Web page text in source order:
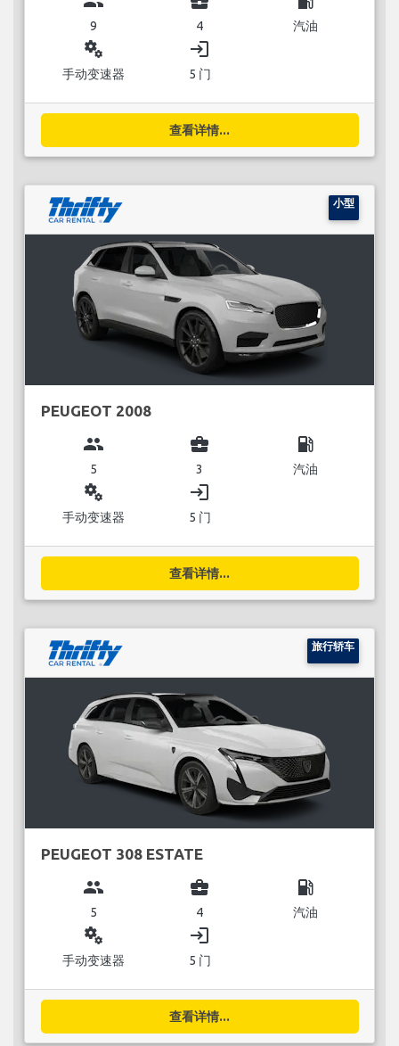
9 4 汽油
miscellaneous_services
手动变速器
login
5 门
查看详情...
小型
PEUGEOT 2008
group
5
business_center
3
local_gas_station
汽油
miscellaneous_services
手动变速器
login
5 门
查看详情...
旅行轿车
PEUGEOT 308 ESTATE
group
5
business_center
4
local_gas_station
汽油
miscellaneous_services
手动变速器
login
5 门
查看详情...